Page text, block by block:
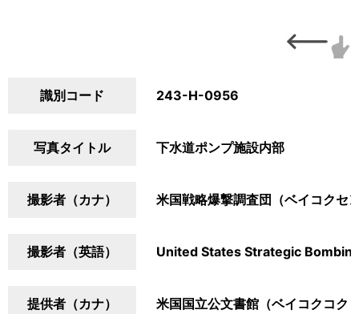
識別コード 243-H-0956
写真タイトル 下水道ポンプ施設内部
撮影者（カナ） 米国戦略爆撃調査団（ベイコクセ
撮影者（英語） United States Strategic
提供者（カナ） 米国国立公文書館（ベイコクコク